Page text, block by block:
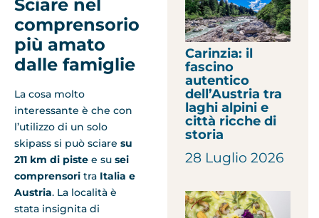
Sciare nel
comprensorio
più amato
dalle famiglie
La cosa molto
interessante è che con
l’utilizzo di un solo
skipass si può sciare su
211 km di piste e su sei
comprensori tra Italia e
Austria. La località è
stata insignita di
Carinzia: il
fascino
autentico
dell’Austria tra
laghi alpini e
città ricche di
storia
28 Luglio 2026